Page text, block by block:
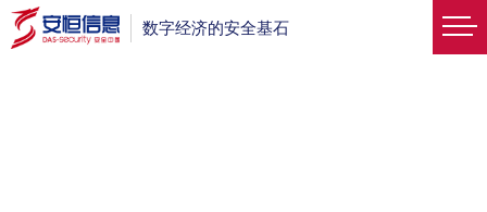
数字经济的安全基石